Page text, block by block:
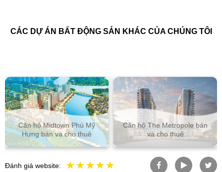
CÁC DỰ ÁN BẤT ĐỘNG SẢN KHÁC CỦA CHÚNG TÔI
hộ Midtown Phú Mỹ
bán và cho thuê
Căn hộ The Metropole bán
và cho thuê
BĐS
Đánh giá website: